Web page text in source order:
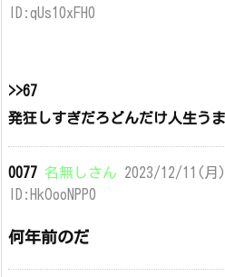
ID:qUs10xFH0
>>67
発狂しすぎだろどんだけ人生う
0077 名無しさん 2023/12/11(
ID:HkOooNPP0
何年前のだ